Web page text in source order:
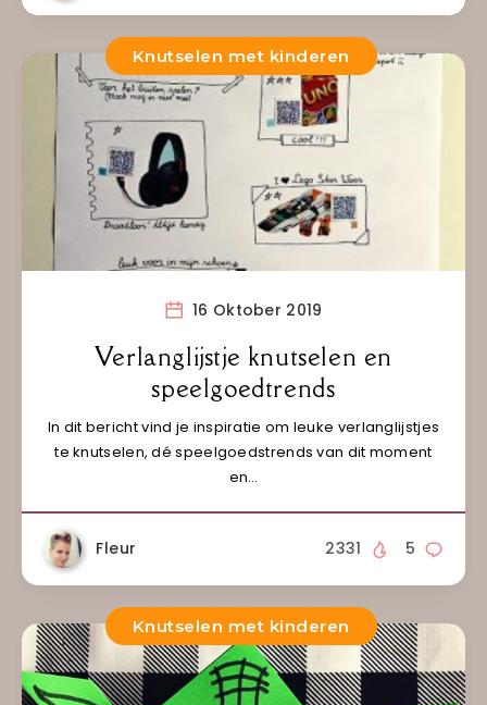
Knutselen met kinderen
16 Oktober 2019
Verlanglijstje knutselen en
speelgoedtrends
In dit bericht vind je inspiratie om leuke verlanglijstjes
te knutselen, dé speelgoedstrends van dit moment
en…
Fleur 5
2331
Knutselen met kinderen